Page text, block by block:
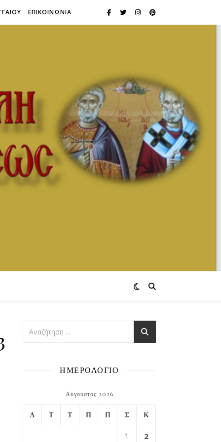
ΕΠΙΚΟΙΝΩΝΙΑ
ΗΜΕΡΟΛΟΓΙΟ
Αύγουστος 2026
Δ Τ Τ Π Π Σ Κ
1 2